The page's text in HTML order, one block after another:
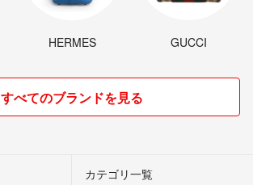
HERMES GUCCI
すべてのブランドを見る
カテゴリ一覧